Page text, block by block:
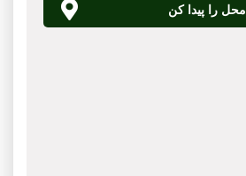
محل را پیدا کن